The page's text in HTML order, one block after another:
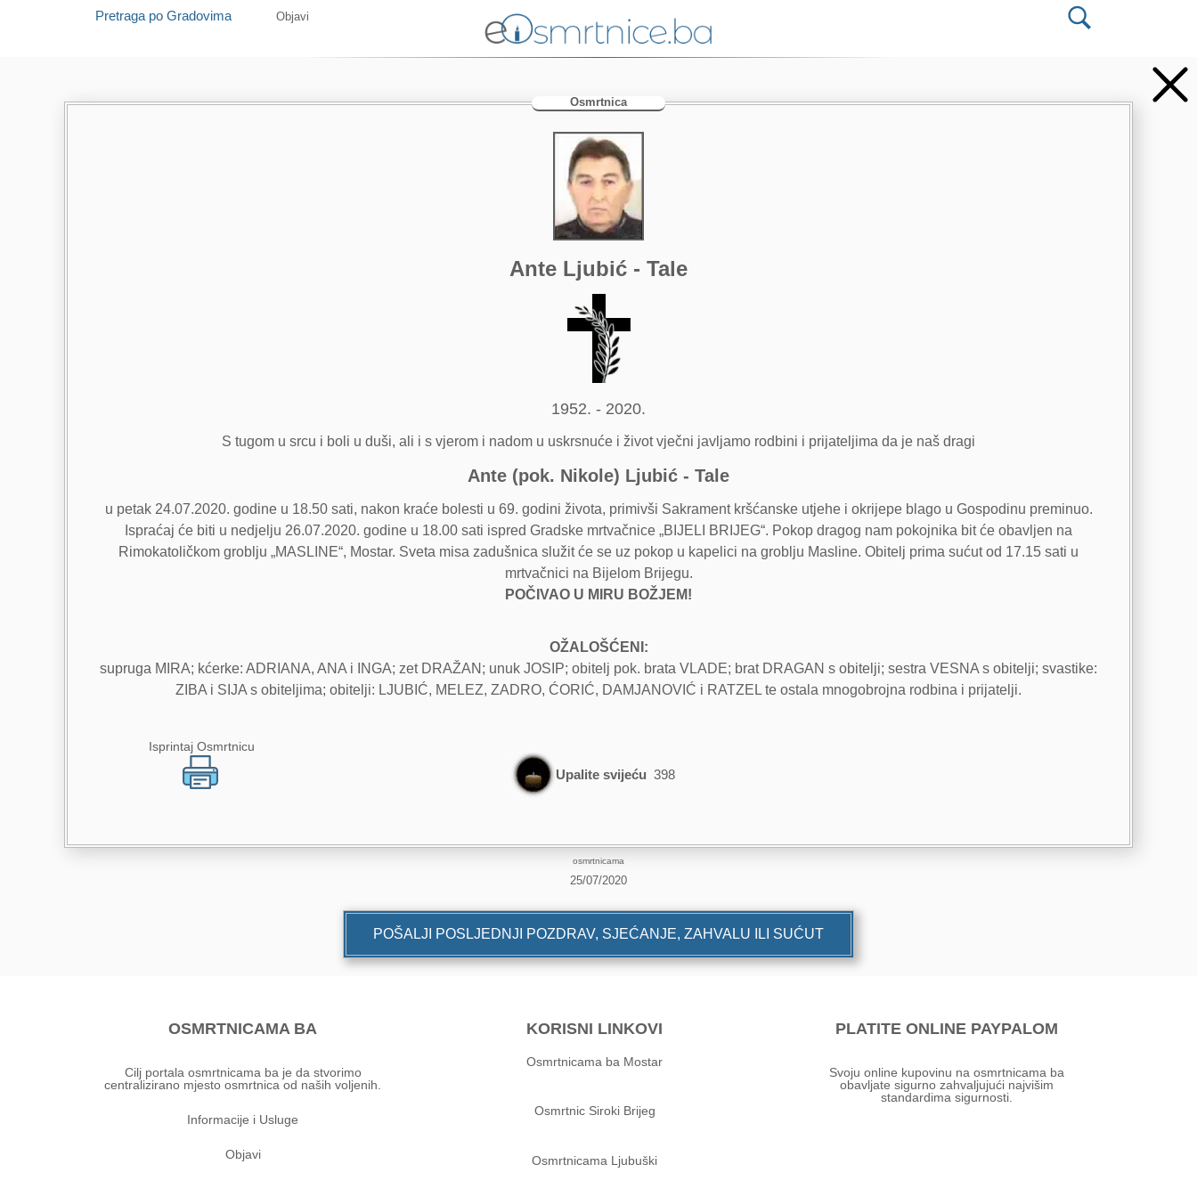
Pretraga po Gradovima Objavi
Osmrtnica
Ante Ljubić - Tale
1952. - 2020.
S tugom u srcu i boli u duši, ali i s vjerom i nadom u uskrsnuće i život vječni javljamo rodbini i prijateljima da je naš dragi
Ante (pok. Nikole) Ljubić - Tale
u petak 24.07.2020. godine u 18.50 sati, nakon kraće bolesti u 69. godini života, primivši Sakrament kršćanske utjehe i okrijepe blago u Gospodinu preminuo.
Ispraćaj će biti u nedjelju 26.07.2020. godine u 18.00 sati ispred Gradske mrtvačnice „BIJELI BRIJEG“. Pokop dragog nam pokojnika bit će obavljen na
Rimokatoličkom groblju „MASLINE“, Mostar. Sveta misa zadušnica služit će se uz pokop u kapelici na groblju Masline. Obitelj prima sućut od 17.15 sati u
mrtvačnici na Bijelom Brijegu.
POČIVAO U MIRU BOŽJEM!
OŽALOŠĆENI:
supruga MIRA; kćerke: ADRIANA, ANA i INGA; zet DRAŽAN; unuk JOSIP; obitelj pok. brata VLADE; brat DRAGAN s obitelji; sestra VESNA s obitelji; svastike:
ZIBA i SIJA s obiteljima; obitelji: LJUBIĆ, MELEZ, ZADRO, ĆORIĆ, DAMJANOVIĆ i RATZEL te ostala mnogobrojna rodbina i prijatelji.
Isprintaj Osmrtnicu
Upalite svijeću 398
osmrtnicama
25/07/2020
POŠALJI POSLJEDNJI POZDRAV, SJEĆANJE, ZAHVALU ILI SUĆUT
OSMRTNICAMA BA
Cilj portala osmrtnicama ba je da stvorimo
centralizirano mjesto osmrtnica od naših voljenih.
Informacije i Usluge
Objavi
KORISNI LINKOVI
Osmrtnicama ba Mostar
Osmrtnic Siroki Brijeg
Osmrtnicama Ljubuški
PLATITE ONLINE PAYPALOM
Svoju online kupovinu na osmrtnicama ba
obavljate sigurno zahvaljujući najvišim
standardima sigurnosti.